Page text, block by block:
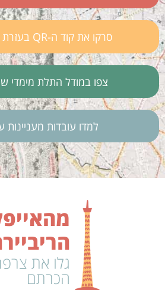
סרקו את קוד ה-QR בעזרת האפליקציה
צפו במודל התלת מימדי
למדו עובדות
גלו את
הכרתם